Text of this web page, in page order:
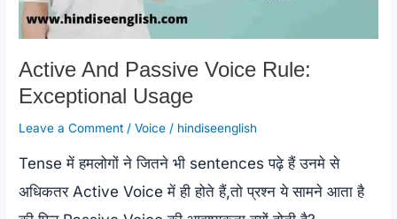
Active And Passive Voice Rule:
Exceptional Usage
Leave a Comment /Voice / hindiseenglish
Tense में हमलोगों ने जितने भी sentences पढ़े हैं उनमे से
अधिकतर Active Voice में ही होते हैं,तो प्रश्न ये सामने आता है